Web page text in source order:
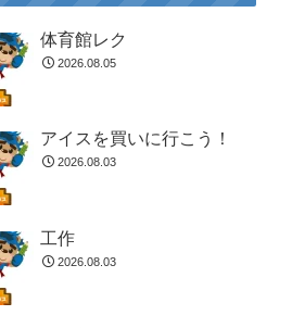
体育館レク
2026.08.05
アイスを買いに行こう！
2026.08.03
工作
2026.08.03